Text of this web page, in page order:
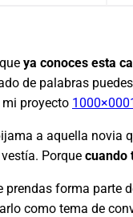
ya conoces esta
de palabras
proyecto
a aquella novia
Porque cuando
prendas forma parte
como tema de